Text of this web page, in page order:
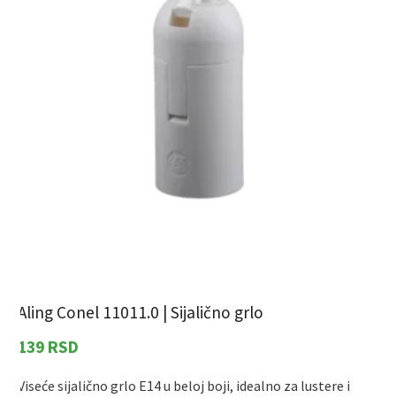
Aling Conel 11011.0 | Sijalično grlo
139 RSD
Viseće sijalično grlo E14 u beloj boji, idealno za lustere i